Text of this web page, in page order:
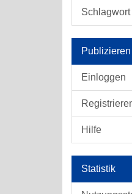
Schlagwort
Publizieren
Einloggen
Hilfe
Statistik